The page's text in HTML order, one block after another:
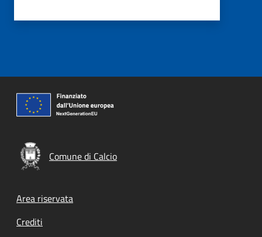
Comune di Calcio
Footer menu
Area riservata
Crediti